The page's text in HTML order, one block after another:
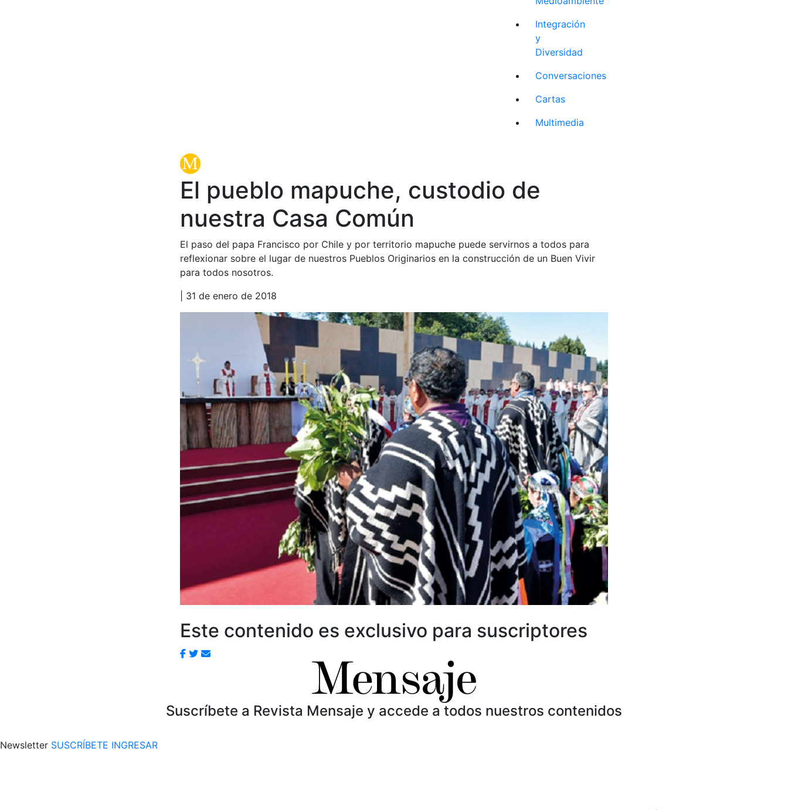
Integración
y
Diversidad
Conversaciones
Cartas
Multimedia
El pueblo mapuche, custodio de
nuestra Casa Común
El paso del papa Francisco por Chile y por territorio mapuche puede servirnos a todos para
reflexionar sobre el lugar de nuestros Pueblos Originarios en la construcción de un Buen Vivir
para todos nosotros.
| 31 de enero de 2018
Este contenido es exclusivo para suscriptores
Suscríbete a Revista Mensaje y accede a todos nuestros contenidos
Newsletter SUSCRÍBETE INGRESAR